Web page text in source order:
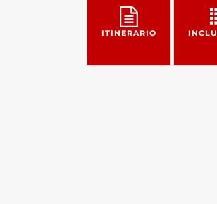
ITINERARIO